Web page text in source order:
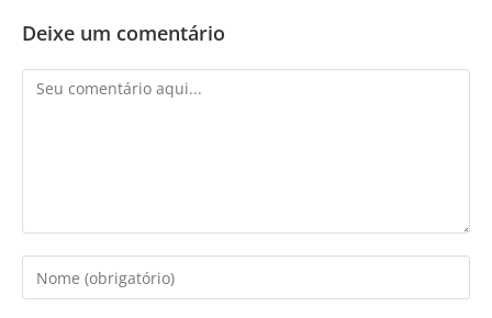
Deixe um comentário